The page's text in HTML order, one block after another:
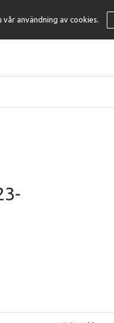
användning av cookies.